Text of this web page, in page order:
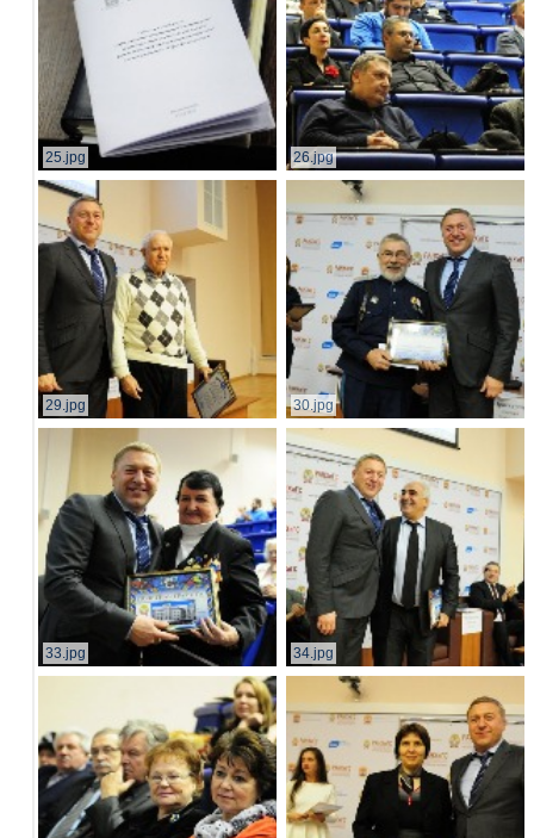
25.jpg 26.jpg
29.jpg 30.jpg
33.jpg 34.jpg